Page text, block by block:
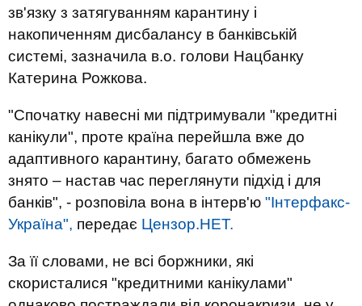
зв'язку з затягуванням карантину і
накопиченням дисбалансу в банківській
системі, зазначила в.о. голови Нацбанку
Катерина Рожкова.
"Спочатку навесні ми підтримували "кредитні
канікули", проте країна перейшла вже до
адаптивного карантину, багато обмежень
знято – настав час переглянути підхід і для
банків", - розповіла вона в інтерв'ю "Інтерфакс-
Україна", передає Цензор.НЕТ.
За її словами, не всі боржники, які
скористалися "кредитними канікулами"